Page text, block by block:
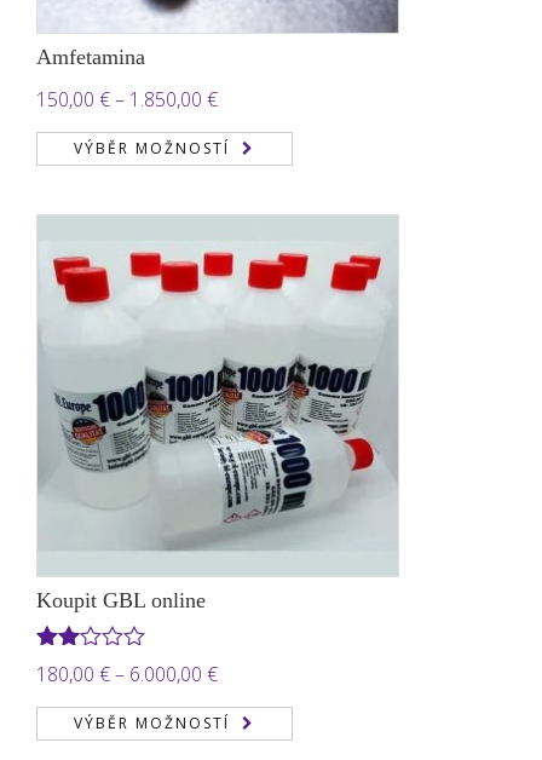
Amfetamina
150,00 €– 1.850,00 €Rozpětí
cen:
150,00 €
1.850,00 €
VÝBĚR MOŽNOSTÍ
Koupit GBL online
Hodnocení
2.00
z 5
180,00 €– 6.000,00 €Rozpětí
cen:
180,00 €
VÝBĚR MOŽNOSTÍ